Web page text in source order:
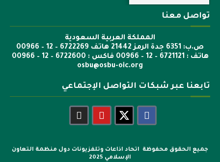
تواصل معنا
المملكة العربية السعودية
ص.ب: 6351 جدة الرمز 21442 هاتف 6722269 – 12 – 00966
هاتف : 6721121 – 12 – 00966 فاكس : 6722600 – 12 – 00966
osbu@osbu-oic.org
تابعنا عبر شبكات التواصل الإجتماعي
جميع الحقوق محفوظة اتحاد اذاعات وتلفزيونات دول منظمة التعاون
الإسلامي 2025